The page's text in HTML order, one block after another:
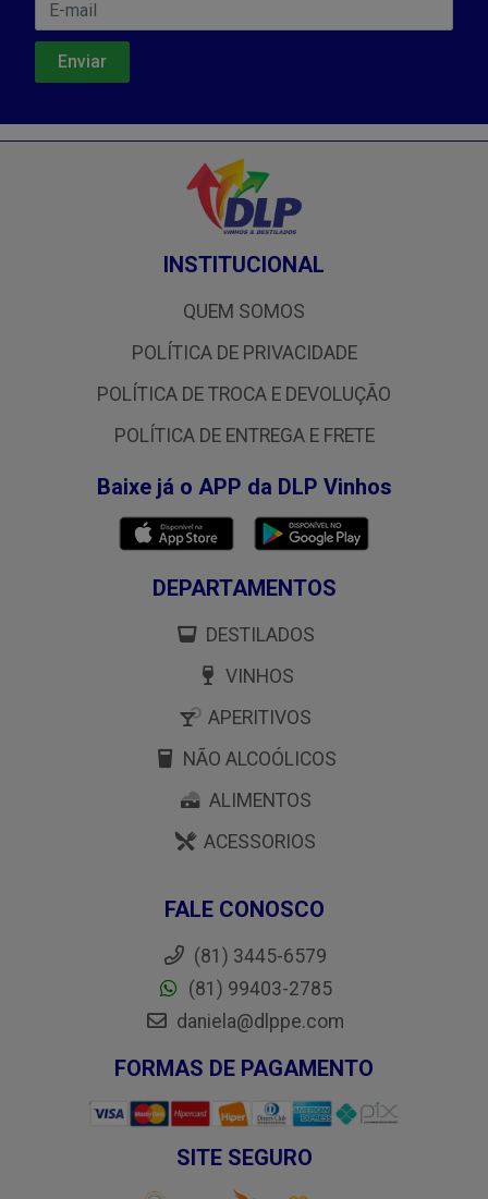
INSTITUCIONAL
QUEM SOMOS
POLÍTICA DE PRIVACIDADE
POLÍTICA DE TROCA E DEVOLUÇÃO
POLÍTICA DE ENTREGA E FRETE
Baixe já o APP da DLP Vinhos
DEPARTAMENTOS
DESTILADOS
VINHOS
APERITIVOS
NÃO ALCOÓLICOS
ALIMENTOS
ACESSORIOS
FALE CONOSCO
(81) 3445-6579
(81) 99403-2785
daniela@dlppe.com
FORMAS DE PAGAMENTO
SITE SEGURO